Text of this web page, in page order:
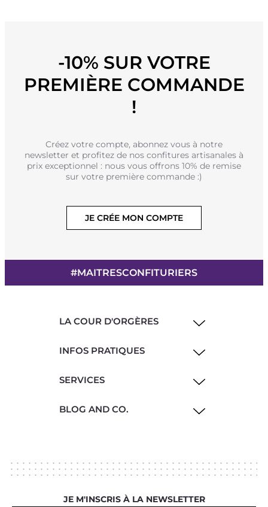
-10% SUR VOTRE
PREMIÈRE COMMANDE
!
Créez votre compte, abonnez vous à notre
newsletter et profitez de nos confitures artisanales à
prix exceptionnel : nous vous offrons 10% de remise
sur votre première commande :)
JE CRÉE MON COMPTE
#MAITRESCONFITURIERS
LA COUR D'ORGÈRES
INFOS PRATIQUES
SERVICES
BLOG AND CO.
JE M'INSCRIS À LA NEWSLETTER